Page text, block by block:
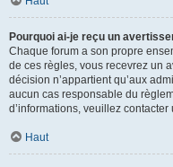
Pourquoi ai-je reçu un
Chaque forum a son propre
de ces règles, vous recevrez un
décision n’appartient qu’aux
aucun cas responsable du
d’informations, veuillez
Haut